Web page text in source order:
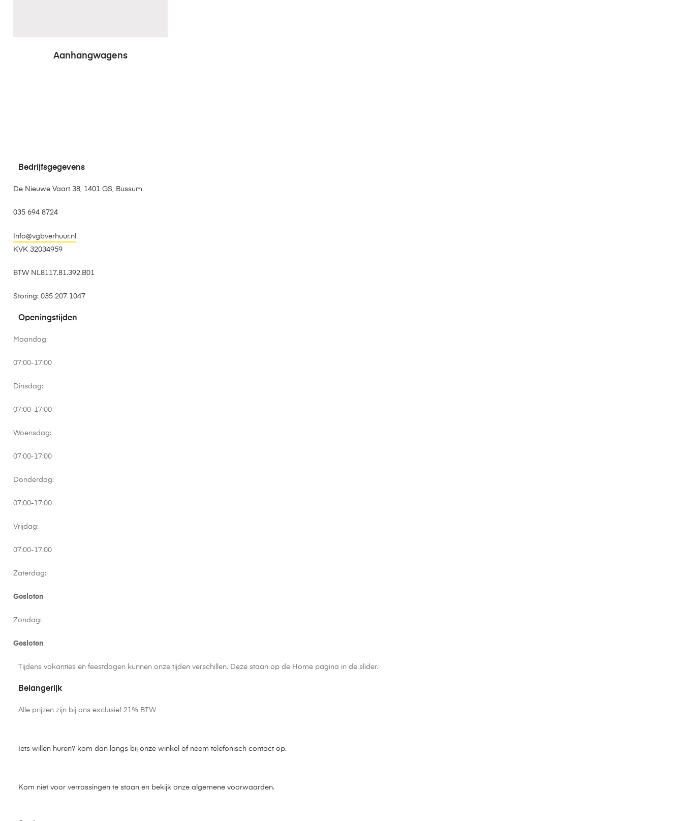
Aanhangwagens
Bedrijfsgegevens
De Nieuwe Vaart 38, 1401 GS, Bussum
035 694 8724
Info@vgbverhuur.nl
KVK 32034959
BTW NL8117.81.392.B01
Storing: 035 207 1047
Openingstijden
Maandag:
07:00-17:00
Dinsdag:
07:00-17:00
Woensdag:
07:00-17:00
Donderdag:
07:00-17:00
Vrijdag:
07:00-17:00
Zaterdag:
Gesloten
Zondag:
Gesloten
Tijdens vakanties en feestdagen kunnen onze tijden verschillen. Deze staan op de Home pagina in de slider.
Belangerijk
Alle prijzen zijn bij ons exclusief 21% BTW
Iets willen huren? kom dan langs bij onze winkel of neem telefonisch contact op.
Kom niet voor verrassingen te staan en bekijk onze algemene voorwaarden.